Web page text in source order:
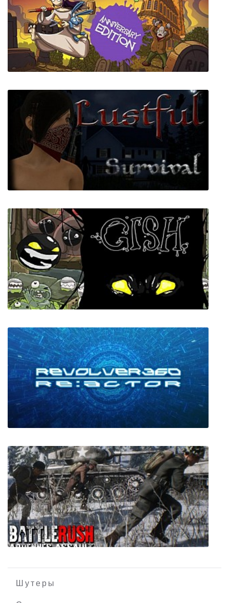
CAYNE
Edna & Harvey: The Breakout - Anniversary
Edition
Lustful Survival
Gish
REVOLVER360 RE:ACTOR
Шутеры